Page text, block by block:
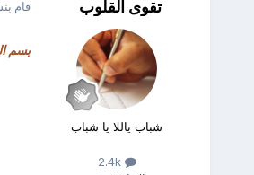
تقوى القلوب
شباب ياللا يا شباب
2.4k
قام
بسم